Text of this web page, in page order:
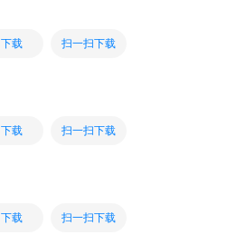
下载 扫一扫下载
下载 扫一扫下载
下载 扫一扫下载